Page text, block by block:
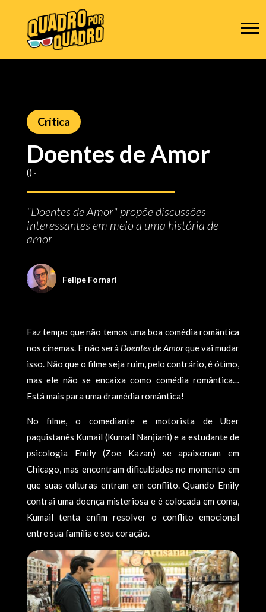
Crítica
Doentes de Amor
() ‧
"Doentes de Amor" propõe discussões
interessantes em meio a uma história de
amor
Felipe Fornari
Faz tempo que não temos uma boa comédia romântica
nos cinemas. E não será Doentes de Amorque vai mudar
isso. Não que o filme seja ruim, pelo contrário, é ótimo,
mas ele não se encaixa como comédia romântica…
Está mais para uma dramédia romântica!
No filme, o comediante e motorista de Uber
paquistanês Kumail (Kumail Nanjiani) e a estudante de
psicologia Emily (Zoe Kazan) se apaixonam em
Chicago, mas encontram dificuldades no momento em
que suas culturas entram em conflito. Quando Emily
contrai uma doença misteriosa e é colocada em coma,
Kumail tenta enfim resolver o conflito emocional
entre sua família e seu coração.